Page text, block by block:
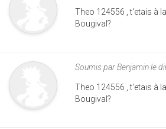
Theo 124556 , t'etais à
Bougival?
Soumis parBenjaminle
Theo 124556 , t'etais à
Bougival?